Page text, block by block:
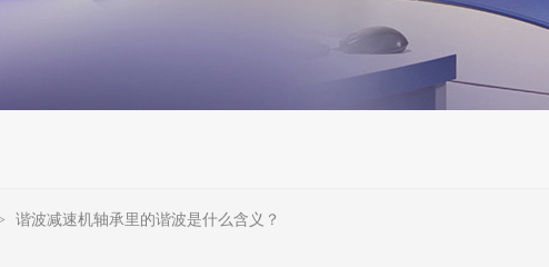
谐波减速机轴承里的谐波是什么含义？